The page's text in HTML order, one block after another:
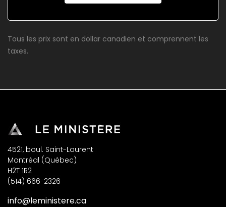
Tous les prix sont en dollar canadien et comprennent les
taxes.
4521, boul. Saint-Laurent
Montréal (Québec)
H2T 1R2
(514) 666-2326
info@leministere.ca